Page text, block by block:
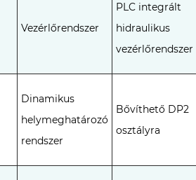
Vezérlőrendszer
PLC integrált
hidraulikus
vezérlőrendszer
Dinamikus
helymeghatározó
rendszer
Bővíthető DP2
osztályra